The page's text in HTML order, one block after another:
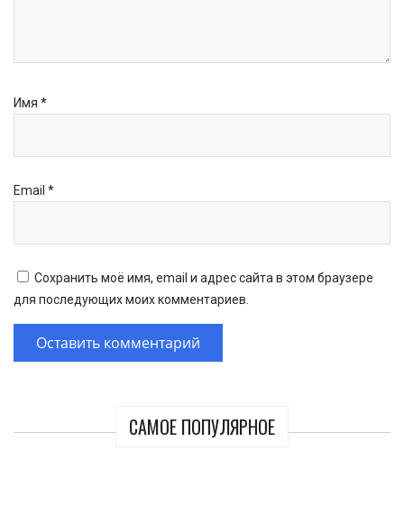
САМОЕ ПОПУЛЯРНОЕ
Имя *
Email *
Сохранить моё имя, email и адрес сайта в этом браузере
для последующих моих комментариев.